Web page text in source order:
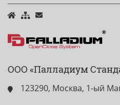
ООО «Палладиум
123290, Москва, 1-ый